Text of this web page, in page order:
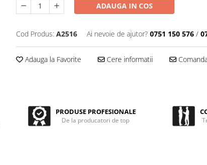
ADAUGA IN COS
Cod Produs: A2516 Ai nevoie de ajutor? 0751 150 576 /
Adauga la Favorite Cere informatii
PRODUSE PROFESIONALE
De la producatori de top